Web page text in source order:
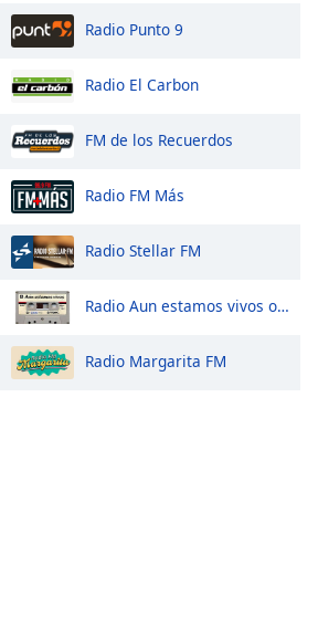
Radio Punto 9
Radio El Carbon
FM de los Recuerdos
Radio FM Más
Radio Stellar FM
Radio Aun estamos vivos online
Radio Margarita FM